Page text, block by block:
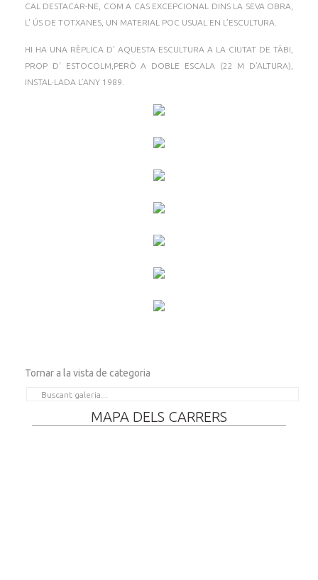
CAL DESTACAR-NE, COM A CAS EXCEPCIONAL DINS LA SEVA OBRA,
L' ÚS DE TOTXANES, UN MATERIAL POC USUAL EN L’ESCULTURA.
HI HA UNA RÈPLICA D' AQUESTA ESCULTURA A LA CIUTAT DE TÄBI,
PROP D' ESTOCOLM,PERÒ A DOBLE ESCALA (22 M D’ALTURA),
INSTAL·LADA L’ANY 1989.
Tornar a la vista de categoria
MAPA DELS CARRERS